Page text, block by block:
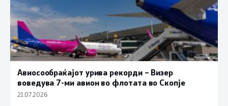
Авиосообраќајот урива рекорди – Визер
воведува 7-ми авион во флотата во Скопје
21.07.2026